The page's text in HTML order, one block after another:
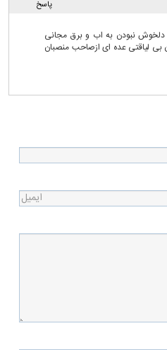
پاسخ
نبودن به اب و برق مجانی
بی لیاقتی عده ای ازصاحب منصبان